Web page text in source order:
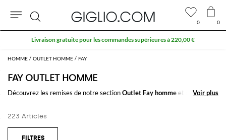
HOMME OUTLET HOMME FAY
FAY OUTLET HOMME
Découvrez les remises de notre sectionOutlet Fay hommeet achetez
Outlet Fay homme en ligne
Voir toutFAY
Voir plus
Voir plus
223 Articles
0 0
Rechercher
10 % supplémentaires sur les SOLDES